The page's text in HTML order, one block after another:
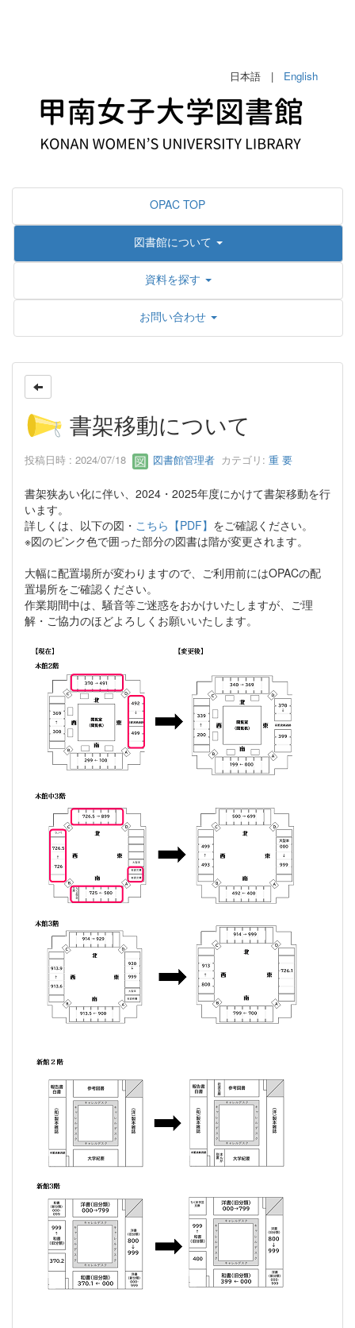
日本語 | English
OPAC TOP
図書館について
資料を探す
お問い合わせ
書架移動について
投稿日時 : 2024/07/18 図書館管理者 カテゴリ: 重 要
書架狭あい化に伴い、2024・2025年度にかけて書架移動を行
います。
詳しくは、以下の図・ こちら【PDF】 をご確認ください。
※図のピンク色で囲った部分の図書は階が変更されます。
大幅に配置場所が変わりますので、ご利用前にはOPACの配
置場所をご確認ください。
作業期間中は、騒音等ご迷惑をおかけいたしますが、ご理
解・ご協力のほどよろしくお願いいたします。